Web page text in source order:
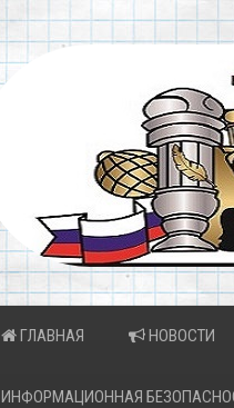
ГЛАВНАЯ НОВОСТИ
ИНФОРМАЦИОННАЯ